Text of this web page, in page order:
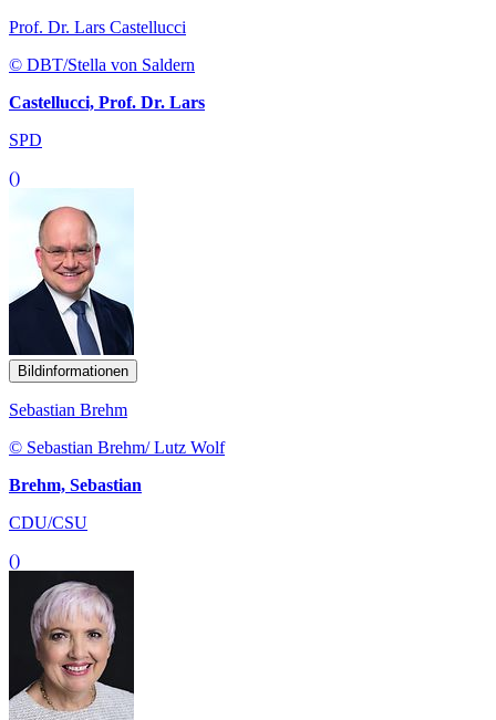
Prof. Dr. Lars Castellucci
© DBT/Stella von Saldern
Castellucci, Prof. Dr. Lars
SPD
()
Bildinformationen
Sebastian Brehm
© Sebastian Brehm/ Lutz Wolf
Brehm, Sebastian
CDU/CSU
()